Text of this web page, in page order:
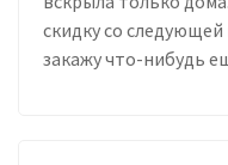
скидку со
закажу что-нибудь